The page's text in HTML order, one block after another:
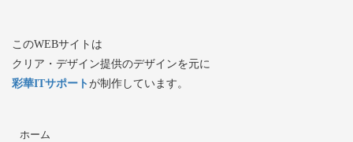
このWEBサイトは
クリア・デザイン提供のデザインを元に
彩華ITサポートが制作しています。
ホーム